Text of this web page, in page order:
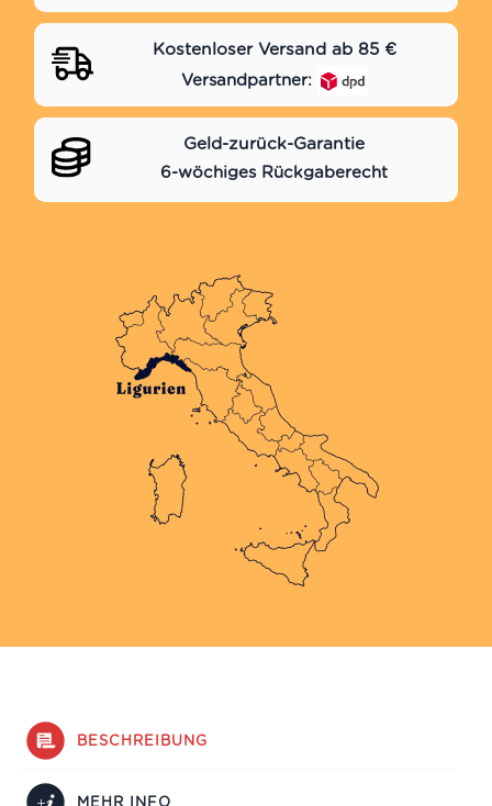
Kostenloser Versand ab 85 €
Versandpartner:
Geld-zurück-Garantie
6-wöchiges Rückgaberecht
BESCHREIBUNG
MEHR INFO